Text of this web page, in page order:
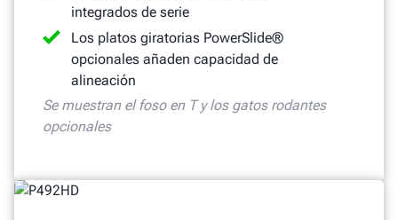
integrados de serie
Los platos giratorias PowerSlide®
opcionales añaden capacidad de
alineación
Se muestran el foso en T y los gatos rodantes
opcionales